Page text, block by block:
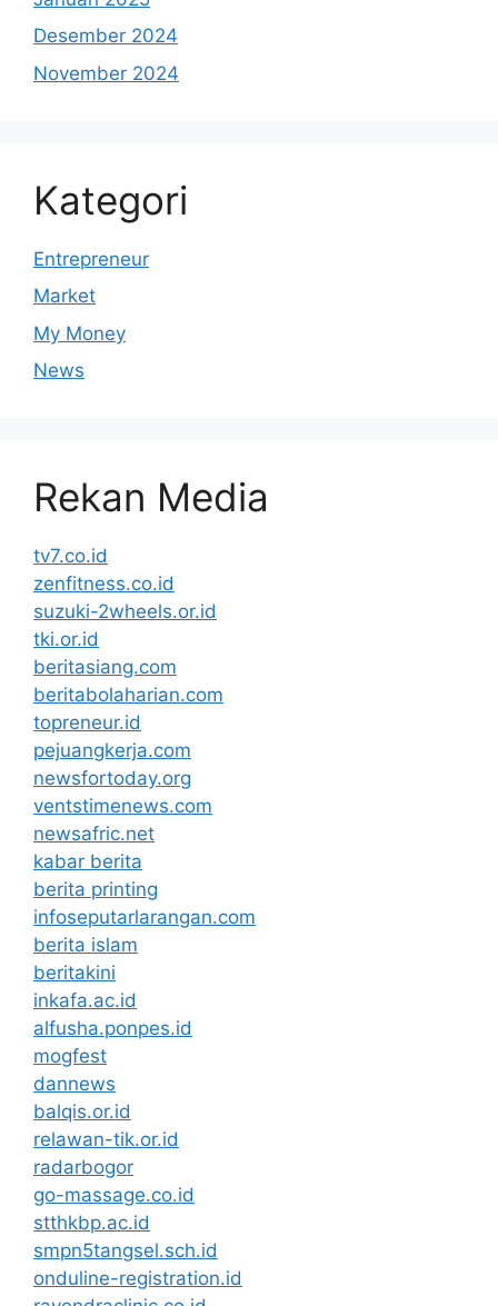
Desember 2024
November 2024
Kategori
Entrepreneur
Market
My Money
News
Rekan Media
tv7.co.id
zenfitness.co.id
suzuki-2wheels.or.id
tki.or.id
beritasiang.com
beritabolaharian.com
topreneur.id
pejuangkerja.com
newsfortoday.org
ventstimenews.com
newsafric.net
kabar berita
berita printing
infoseputarlarangan.com
berita islam
beritakini
inkafa.ac.id
alfusha.ponpes.id
mogfest
dannews
balqis.or.id
relawan-tik.or.id
radarbogor
go-massage.co.id
stthkbp.ac.id
smpn5tangsel.sch.id
onduline-registration.id